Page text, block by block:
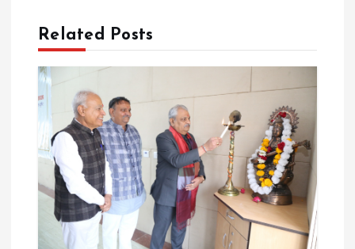
a
v
g
a
Related Posts